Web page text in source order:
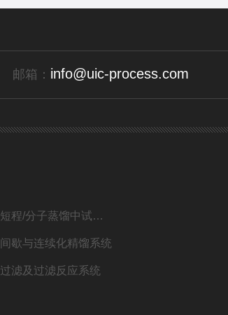
邮箱： info@uic-process.com
短程/分子蒸馏中试系列
间歇与连续化精馏系统
过滤及过滤反应系统